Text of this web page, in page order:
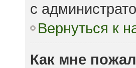
с
Вернуться к
Как мне